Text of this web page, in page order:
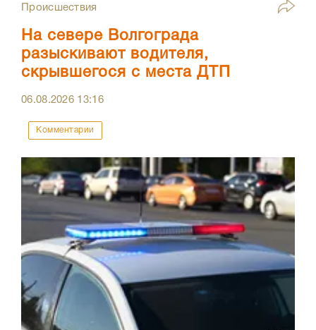
Происшествия
На севере Волгограда
разыскивают водителя,
скрывшегося с места ДТП
06.08.2026 13:16
Комментарии